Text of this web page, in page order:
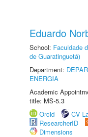
Eduardo
School: Faculdade
de Guaratinguetá)
Department:
ENERGIA
Academic
title: MS-5.3
Orcid
CV
ResearcherID
Dimensions